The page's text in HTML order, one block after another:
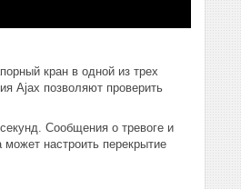
кран в одной из трех
Ajax позволяют проверить
Сообщения о тревоге и
настроить перекрытие